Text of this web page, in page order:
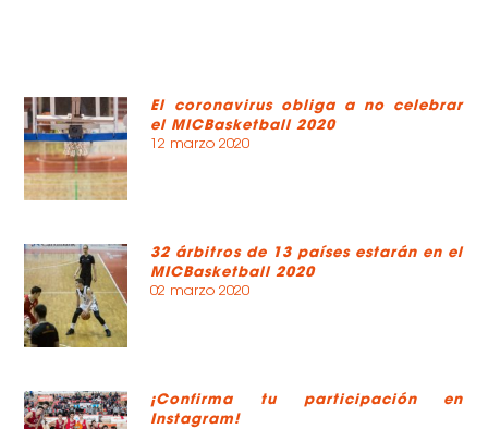
El coronavirus obliga a no celebrar
el MICBasketball 2020
12 marzo 2020
32 árbitros de 13 países estarán en el
MICBasketball 2020
02 marzo 2020
¡Confirma tu participación en
Instagram!